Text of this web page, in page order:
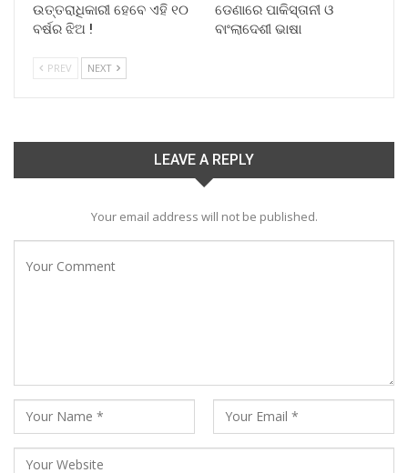
ଉତ୍ତରାଧିକାରୀ ହେବେ ଏହି ୧୦
ବର୍ଷର ଝିଅ !
ଡେଣାରେ ପାକିସ୍ତାନୀ ଓ
ବାଂଲାଦେଶୀ ଭାଷା
PREV NEXT
LEAVE A REPLY
Your email address will not be published.